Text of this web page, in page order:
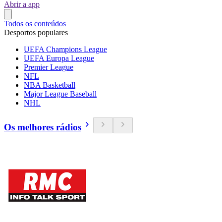
Abrir a app
Todos os conteúdos
Desportos populares
UEFA Champions League
UEFA Europa League
Premier League
NFL
NBA Basketball
Major League Baseball
NHL
Os melhores rádios